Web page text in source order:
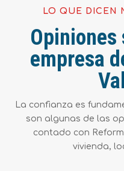
LO QUE DICEN
Opiniones
empresa
La confianza es
son algunas de las
contado con
vivienda,